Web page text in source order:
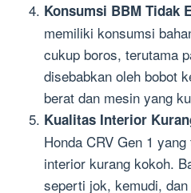
Konsumsi BBM Tidak
memiliki konsumsi
cukup boros, terutama
disebabkan oleh bobot
berat dan mesin yang
Kualitas Interior
Honda CRV Gen 1
interior kurang kokoh.
seperti jok, kemudi,